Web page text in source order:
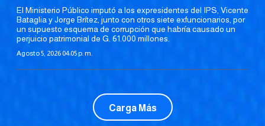
El Ministerio Público imputó a los expresidentes del IPS, Vicente
Bataglia y Jorge Brítez, junto con otros siete exfuncionarios, por
un supuesto esquema de corrupción que habría causado un
perjuicio patrimonial de G. 61.000 millones.
Agosto 5, 2026 04:05 p. m.
Carga Más